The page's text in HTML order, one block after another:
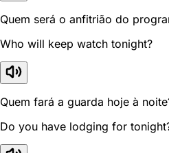
Quem será o anfitrião do
Who will keep watch tonight?
Quem fará a guarda hoje à
Do you have lodging for